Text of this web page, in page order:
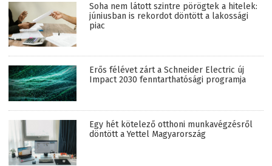
Soha nem látott szintre pörögtek a hitelek:
júniusban is rekordot döntött a lakossági
piac
Erős félévet zárt a Schneider Electric új
Impact 2030 fenntarthatósági programja
Egy hét kötelező otthoni munkavégzésről
döntött a Yettel Magyarország